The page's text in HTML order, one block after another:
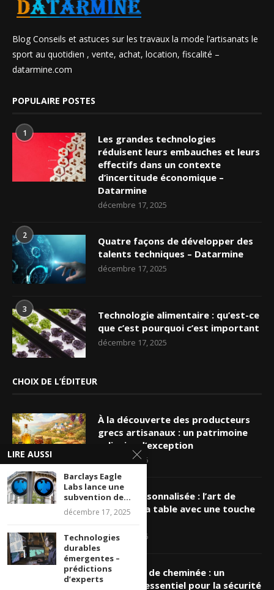
Blog Conseils et astuces sur les travaux la mode l’artisanats le
sport au quotidien , vente, achat, location, fiscalité –
datarmine.com
POPULAIRE POSTES
1
Les grandes technologies
réduisent leurs embauches et leurs
effectifs dans un contexte
d’incertitude économique –
Datarmine
décembre 17, 2025
2
Quatre façons de développer des
talents techniques – Datarmine
décembre 17, 2025
3
Technologie alimentaire : qu’est-ce
que c’est pourquoi c’est important
décembre 17, 2025
CHOIX DE L’ÉDITEUR
À la découverte des producteurs
grecs artisanaux : un patrimoine
culinaire d’exception
mars 19, 2026
Nappe personnalisée : l’art de
sublimer sa table avec une touche
mars 16, 2026
Ramonage de cheminée : un
entretien essentiel pour la sécurité
LIRE AUSSI
Barclays Eagle
Labs lance une
subvention de...
décembre 17, 2025
Technologies
durables
émergentes –
prédictions
d’experts